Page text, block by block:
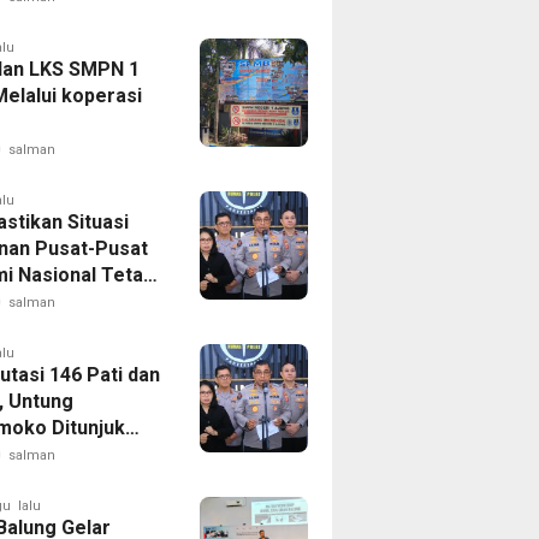
LKS SMPN 1
koperasi
salman
Situasi
Pusat-Pusat
Nasional Tetap
salman
146 Pati dan
Untung
Ditunjuk
Kadivhubinter
salman
lalu
Gelar